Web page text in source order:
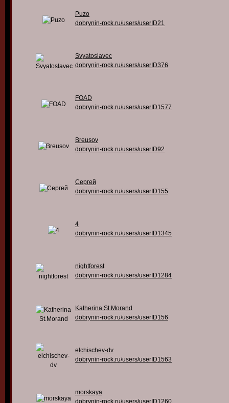
Puzo
dobrynin-rock.ru/users/userID21
Svyatoslavec
dobrynin-rock.ru/users/userID376
FOAD
dobrynin-rock.ru/users/userID1577
Breusov
dobrynin-rock.ru/users/userID92
Сергей
dobrynin-rock.ru/users/userID155
4
dobrynin-rock.ru/users/userID1345
nightforest
dobrynin-rock.ru/users/userID1284
Katherina St.Morand
dobrynin-rock.ru/users/userID156
elchischev-dv
dobrynin-rock.ru/users/userID1563
morskaya
dobrynin-rock.ru/users/userID1260